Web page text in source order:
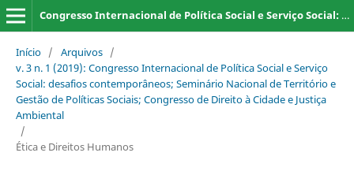
Congresso Internacional de Política Social e Serviço Social: desafios contemporâneos; Seminário Nacional de Território e Gestão de Políticas Sociais; Congresso de Direito à Cidade e Justiça Ambiental
Início / Arquivos /
v. 3 n. 1 (2019): Congresso Internacional de Política Social e Serviço
Social: desafios contemporâneos; Seminário Nacional de Território e
Gestão de Políticas Sociais; Congresso de Direito à Cidade e Justiça
Ambiental
/
Ética e Direitos Humanos